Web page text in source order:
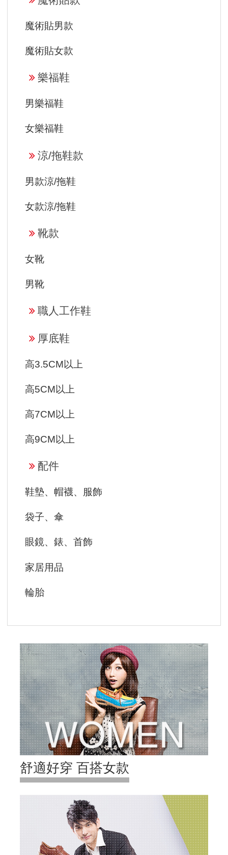
魔術貼男款
魔術貼女款
樂福鞋
男樂福鞋
女樂福鞋
涼/拖鞋款
男款涼/拖鞋
女款涼/拖鞋
靴款
女靴
男靴
職人工作鞋
厚底鞋
高3.5CM以上
高5CM以上
高7CM以上
高9CM以上
配件
鞋墊、帽襪、服飾
袋子、傘
眼鏡、錶、首飾
家居用品
輪胎
舒適好穿 百搭女款